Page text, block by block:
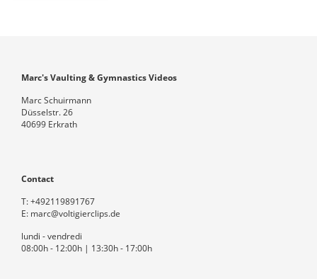
Marc's Vaulting & Gymnastics Videos
Marc Schuirmann
Düsselstr. 26
40699 Erkrath
Contact
T:+492119891767
E: marc@voltigierclips.de
lundi - vendredi
08:00h - 12:00h | 13:30h - 17:00h